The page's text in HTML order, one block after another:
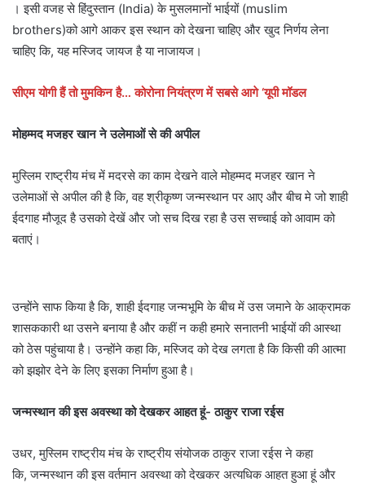
। इसी वजह से हिंदुस्तान (India) के मुसलमानों भाईयों (muslim
brothers)को आगे आकर इस स्थान को देखना चाहिए और खुद निर्णय लेना
चाहिए कि, यह मस्जिद जायज है या नाजायज।
सीएम योगी हैं तो मुमकिन है… कोरोना नियंत्रण में सबसे आगे ‘यूपी मॉडल
मोहम्मद मजहर खान ने उलेमाओं से की अपील
मुस्लिम राष्ट्रीय मंच में मदरसे का काम देखने वाले मोहम्मद मजहर खान ने
उलेमाओं से अपील की है कि, वह श्रीकृष्ण जन्मस्थान पर आए और बीच मे जो शाही
ईदगाह मौजूद है उसको देखें और जो सच दिख रहा है उस सच्चाई को आवाम को
बताएं।
उन्होंने साफ किया है कि, शाही ईदगाह जन्मभूमि के बीच में उस जमाने के आक्रामक
शासककारी था उसने बनाया है और कहीं न कही हमारे सनातनी भाईयों की आस्था
को ठेस पहुंचाया है। उन्होंने कहा कि, मस्जिद को देख लगता है कि किसी की आत्मा
को झझोर देने के लिए इसका निर्माण हुआ है।
जन्मस्थान की इस अवस्था को देखकर आहत हूं- ठाकुर राजा रईस
उधर, मुस्लिम राष्ट्रीय मंच के राष्ट्रीय संयोजक ठाकुर राजा रईस ने कहा
कि, जन्मस्थान की इस वर्तमान अवस्था को देखकर अत्यधिक आहत हुआ हूं और